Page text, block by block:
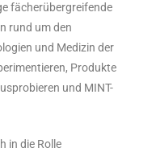
fächerübergreifende
rund um den
und Medizin der
Produkte
und MINT-
in die Rolle